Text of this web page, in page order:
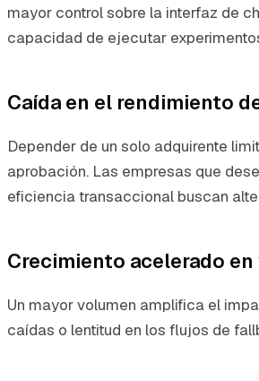
mayor control sobre la interfaz de
capacidad de ejecutar
Caída en el rendimiento
Depender de un solo adquirente
aprobación. Las empresas que
eficiencia transaccional buscan
Crecimiento acelerado
Un mayor volumen amplifica el
caídas o lentitud en los flujos de